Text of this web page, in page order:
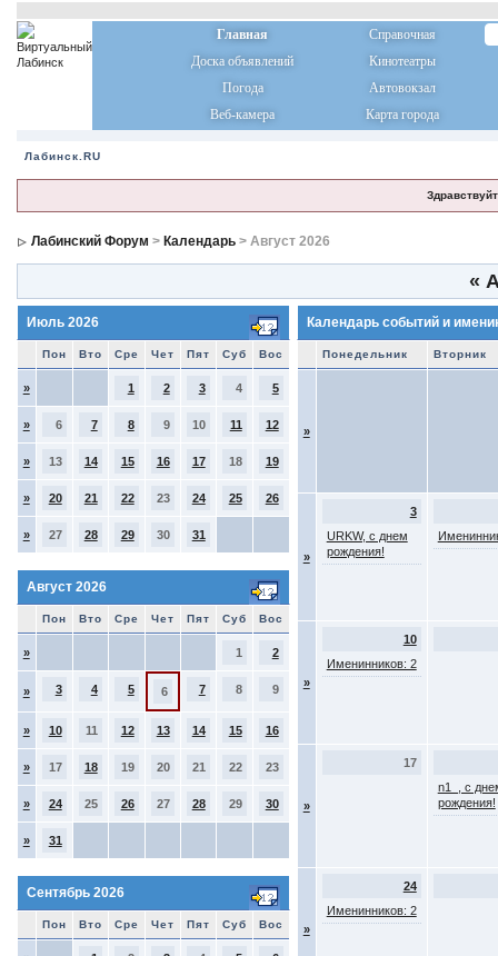
Главная
Справочная
Доска объявлений
Кинотеатры
Погода
Автовокзал
Веб-камера
Карта города
Лабинск.RU
Лабинский Форум > Календарь> Август 2026
«
Июль 2026
Пон Вто Сре Чет Пят Суб Вос
» 1 2 3 4 5
» 6 7 8 9 10 11 12
» 13 14 15 16 17 18 19
» 20 21 22 23 24 25 26
» 27 28 29 30 31
Август 2026
Пон Вто Сре Чет Пят Суб Вос
» 1 2
» 3 4 5 6 7 8 9
» 10 11 12 13 14 15 16
» 17 18 19 20 21 22 23
» 24 25 26 27 28 29 30
» 31
Сентябрь 2026
Пон Вто Сре Чет Пят Суб Вос
Календарь событий и
Понедельник Вторник
»
»
3
URKW, с днем
рождения!
»
10
Именинников: 2
»
17
n1_, с
рождения!
»
24
Именинников: 2